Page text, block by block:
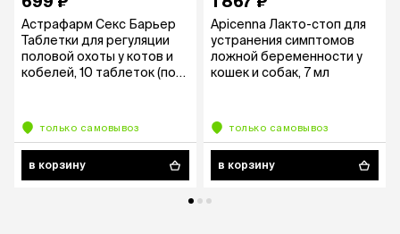
Астрафарм Секс Барьер
Таблетки для регуляции
половой охоты у котов и
кобелей, 10 таблеток (по
только самовывоз
в корзину
Apicenna Лакто-стоп для
устранения симптомов
ложной беременности у
кошек и собак, 7 мл
только самовывоз
в корзину